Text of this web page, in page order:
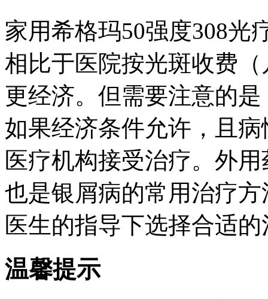
家用希格玛50强度308光
相比于医院按光斑收费
更经济。但需要注意的
如果经济条件允许，且
医疗机构接受治疗。外
也是银屑病的常用治疗
医生的指导下选择合适
温馨提示